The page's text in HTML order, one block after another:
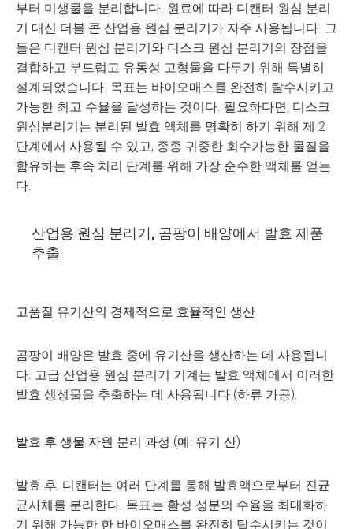
부터 미생물을 분리합니다. 원료에 따라 디캔터 원심 분리
기 대신 더블 콘 산업용 원심 분리기가 자주 사용됩니다. 그
들은 디캔터 원심 분리기와 디스크 원심 분리기의 장점을
결합하고 부드럽고 유동성 고형물을 다루기 위해 특별히
설계되었습니다. 목표는 바이오매스를 완전히 탈수시키고
가능한 최고 수율을 달성하는 것이다. 필요하다면, 디스크
원심분리기는 분리된 발효 액체를 명확히 하기 위해 제 2
단계에서 사용될 수 있고, 종종 귀중한 회수가능한 물질을
함유하는 후속 처리 단계를 위해 가장 순수한 액체를 얻는
다.
산업용 원심 분리기, 곰팡이 배양에서 발효 제품
추출
고품질 유기산의 경제적으로 효율적인 생산
곰팡이 배양은 발효 중에 유기산을 생산하는 데 사용됩니
다. 고급 산업용 원심 분리기 기계는 발효 액체에서 이러한
발효 생성물을 추출하는 데 사용됩니다 (하류 가공).
발효 후 생물 자원 분리 과정 (예: 유기 산)
발효 후, 디캔터는 여러 단계를 통해 발효액으로부터 진균
균사체를 분리한다. 목표는 활성 성분의 수율을 최대화하
기 위해 가능한 한 바이오매스를 완전히 탈수시키는 것이